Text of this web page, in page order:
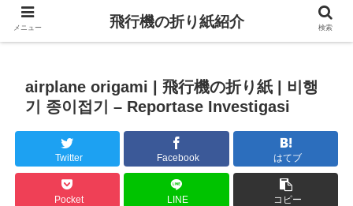
airplane origami | 飛行機の折り紙 | 비행
기 종이접기 – Reportase Investigasi
Twitter Facebook はてブ
Pocket LINE コピー
メニュー 飛行機の折り紙紹介 検索